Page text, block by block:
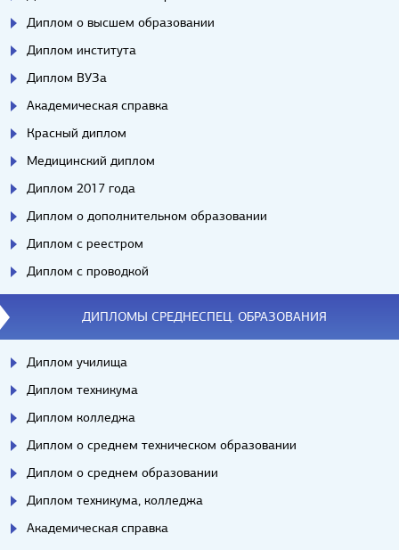
Диплом о высшем образовании
Диплом института
Диплом ВУЗа
Академическая справка
Красный диплом
Медицинский диплом
Диплом 2017 года
Диплом о дополнительном образовании
Диплом с реестром
Диплом с проводкой
ДИПЛОМЫ СРЕДНЕСПЕЦ. ОБРАЗОВАНИЯ
Диплом училища
Диплом техникума
Диплом колледжа
Диплом о среднем техническом образовании
Диплом о среднем образовании
Диплом техникума, колледжа
Академическая справка